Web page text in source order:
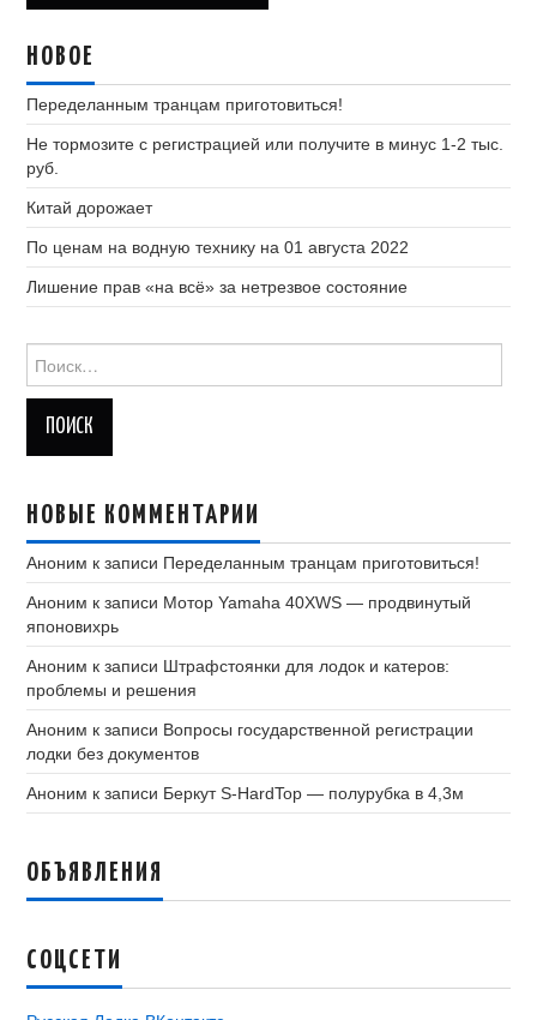
НОВОЕ
Переделанным транцам приготовиться!
Не тормозите с регистрацией или получите в минус 1-2 тыс.
руб.
Китай дорожает
По ценам на водную технику на 01 августа 2022
Лишение прав «на всё» за нетрезвое состояние
НОВЫЕ КОММЕНТАРИИ
Аноним к записи Переделанным транцам приготовиться!
Аноним к записи Мотор Yamaha 40XWS — продвинутый
японовихрь
Аноним к записи Штрафстоянки для лодок и катеров:
проблемы и решения
Аноним к записи Вопросы государственной регистрации
лодки без документов
Аноним к записи Беркут S-HardTop — полурубка в 4,3м
ОБЪЯВЛЕНИЯ
СОЦСЕТИ